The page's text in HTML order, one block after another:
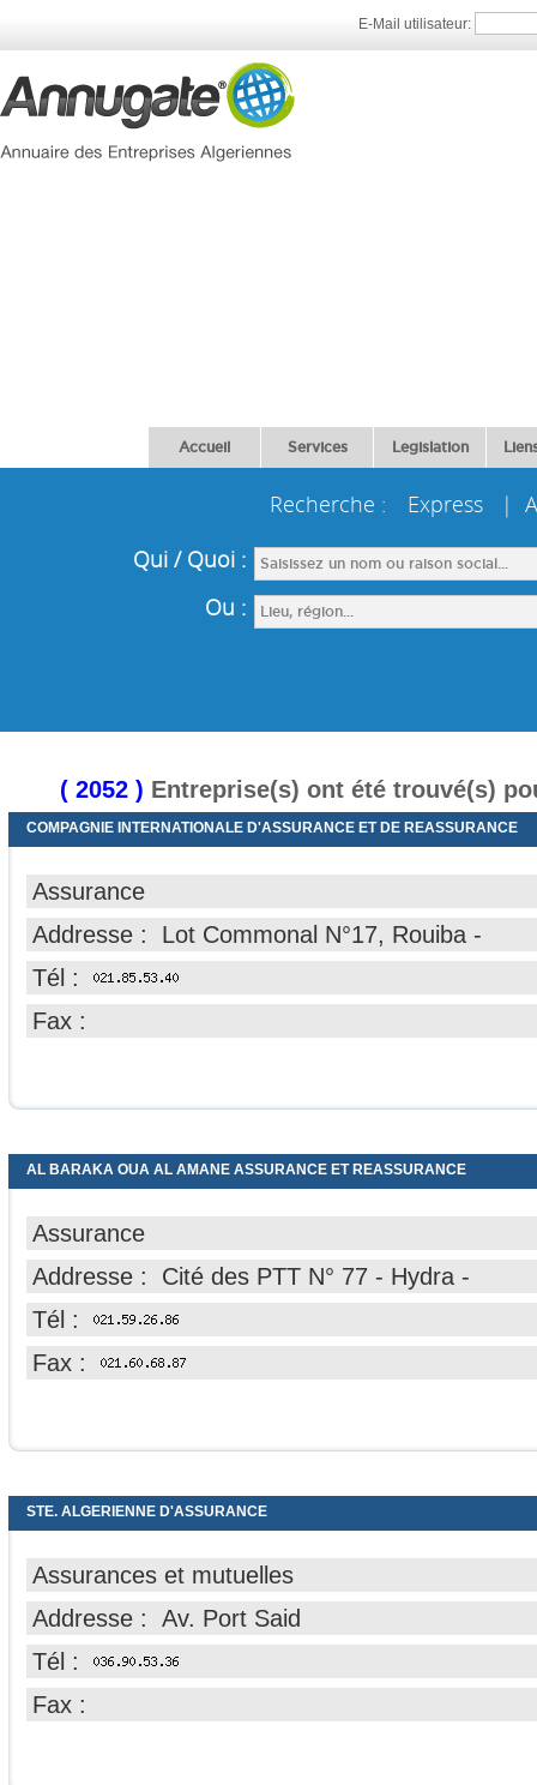
E-Mail utilisateur:
Accueil Services Legislation
( 2052 ) Entreprise(s) ont été trouvé(s)
COMPAGNIE INTERNATIONALE D'ASSURANCE ET DE REASSURANCE
Assurance
Addresse : Lot Commonal N°17, Rouiba -
Tél :
Fax :
AL BARAKA OUA AL AMANE ASSURANCE ET REASSURANCE
Assurance
Addresse : Cité des PTT N° 77 - Hydra -
Tél :
Fax :
STE. ALGERIENNE D'ASSURANCE
Assurances et mutuelles
Addresse : Av. Port Said
Tél :
Fax :